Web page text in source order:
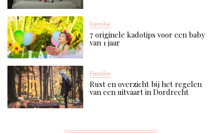
Familie
7 originele kadotips voor een baby
van 1 jaar​
Familie
Rust en overzicht bij het regelen
van een uitvaart in Dordrecht